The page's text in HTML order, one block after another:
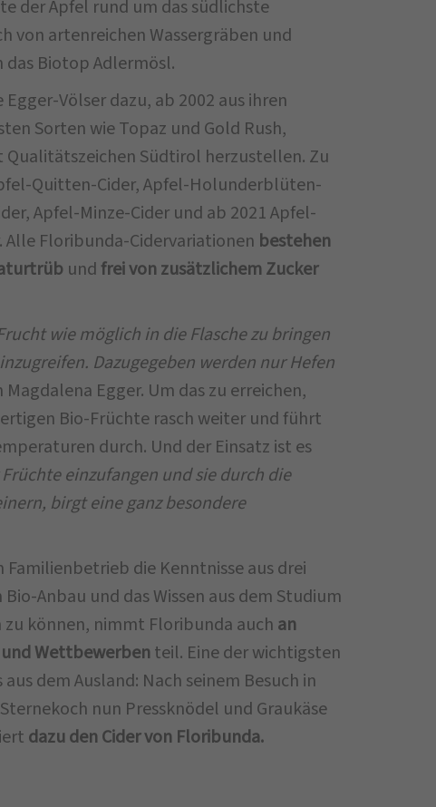
der Äpfel rund um das südlichste
von artenreichen Wassergräben und
das Biotop Adlermösl.
Völser dazu, ab 2002 aus ihren
Sorten wie Topaz und Gold Rush,
Südtirol herzustellen. Zu
Quitten-Cider, Apfel-Holunderblüten-
Apfel-Minze-Cider und ab 2021 Apfel-
Floribunda-Cidervariationen bestehen
und frei von zusätzlichem Zucker
wie möglich in die Flasche zu bringen
Dazugegeben werden nur Hefen
Egger. Um das zu erreichen,
Bio-Früchte rasch weiter und führt
durch. Und der Einsatz ist es
einzufangen und sie durch die
birgt eine ganz besondere
die Kenntnisse aus drei
Anbau und das Wissen aus dem Studium
können, nimmt Floribunda auch an
Wettbewerben teil. Eine der wichtigsten
dem Ausland: Nach seinem Besuch in
nun Pressknödel und Graukäse
dazu den Cider von Floribunda.